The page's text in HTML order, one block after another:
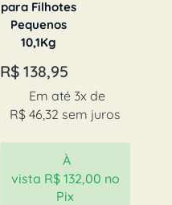
para Filhotes
Pequenos
10,1Kg
R$ 138,95
Em até 3x de
R$ 46,32 sem juros
À
vista R$132,00 no
Pix